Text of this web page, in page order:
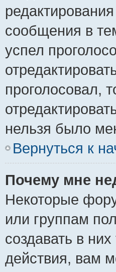
сообщения в
успел
проголосовал,
нельзя было
Вернуться к
Почему мне
Некоторые
или группам
создавать в
действия, вам